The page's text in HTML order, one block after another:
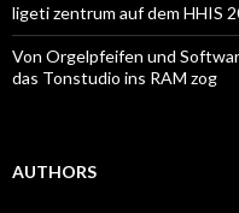
ligeti zentrum auf dem HHIS
Von Orgelpfeifen und
das Tonstudio ins RAM zog
AUTHORS